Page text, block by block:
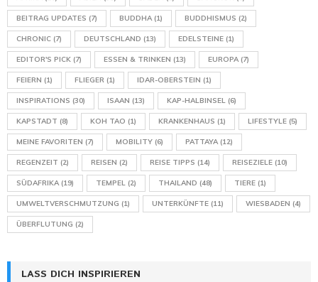
BEITRAG UPDATES (7) BUDDHA(1) BUDDHISMUS (2)
CHRONIC (7) DEUTSCHLAND (13) EDELSTEINE (1)
EDITOR'S PICK (7) ESSEN & TRINKEN (13) EUROPA(7)
FEIERN (1) FLIEGER (1) IDAR-OBERSTEIN (1)
INSPIRATIONS (30) ISAAN (13) KAP-HALBINSEL (6)
KAPSTADT (8) KOH TAO (1) KRANKENHAUS (1) LIFESTYLE (5)
MEINE FAVORITEN (7) MOBILITY (6) PATTAYA(12)
REGENZEIT (2) REISEN (2) REISE TIPPS (14) REISEZIELE (10)
SÜDAFRIKA(19) TEMPEL (2) THAILAND (48) TIERE (1)
UMWELTVERSCHMUTZUNG (1) UNTERKÜNFTE (11) WIESBADEN (4)
ÜBERFLUTUNG (2)
LASS DICH INSPIRIEREN